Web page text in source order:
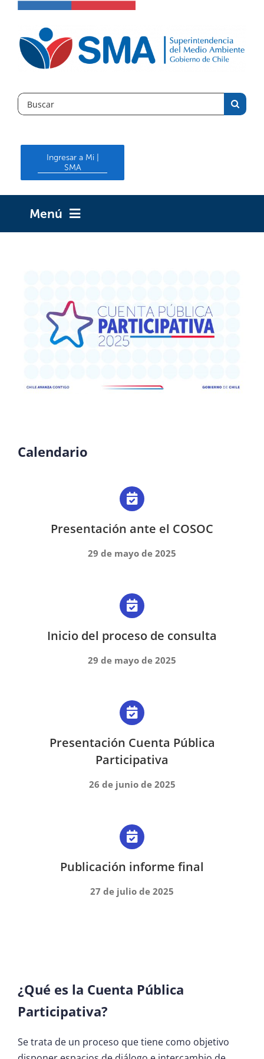
content
Search
for:
Ingresar a Mi |
SMA
Menú
OFICINAS REGIONALES
Calendario
Presentación ante el COSOC
29 de mayo de 2025
Inicio del proceso de consulta
29 de mayo de 2025
Presentación Cuenta Pública
Participativa
26 de junio de 2025
Publicación informe final
27 de julio de 2025
¿Qué es la Cuenta Pública
Participativa?
Se trata de un proceso que tiene como objetivo